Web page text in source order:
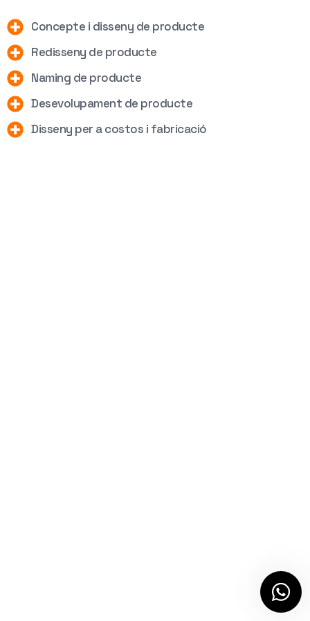
Concepte i disseny de producte
Redisseny de producte
Naming de producte
Desevolupament de producte
Disseny per a costos i fabricació